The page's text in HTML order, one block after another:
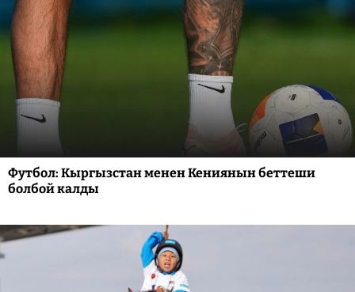
Футбол: Кыргызстан менен Кениянын беттеши
болбой калды